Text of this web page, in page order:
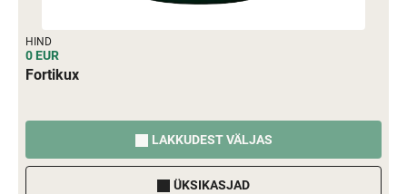
HIND
0 EUR
Fortikux
LAKKUDEST VÄLJAS
ÜKSIKASJAD